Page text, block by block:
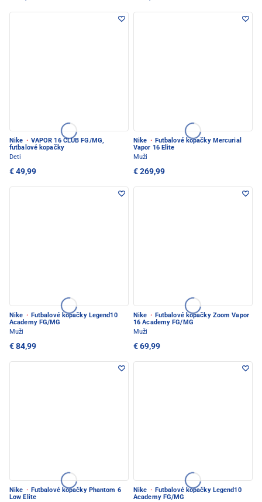
Nike · VAPOR 16 CLUB FG/MG,
futbalové kopačky
Deti
€ 49,99
Nike · Futbalové kopačky Mercurial
Vapor 16 Elite
Muži
€ 269,99
Nike · Futbalové kopačky Legend10
Academy FG/MG
Muži
€ 84,99
Nike · Futbalové kopačky Zoom Vapor
16 Academy FG/MG
Muži
€ 69,99
Nike · Futbalové kopačky Phantom 6
Low Elite
Nike · Futbalové kopačky Legend10
Academy FG/MG